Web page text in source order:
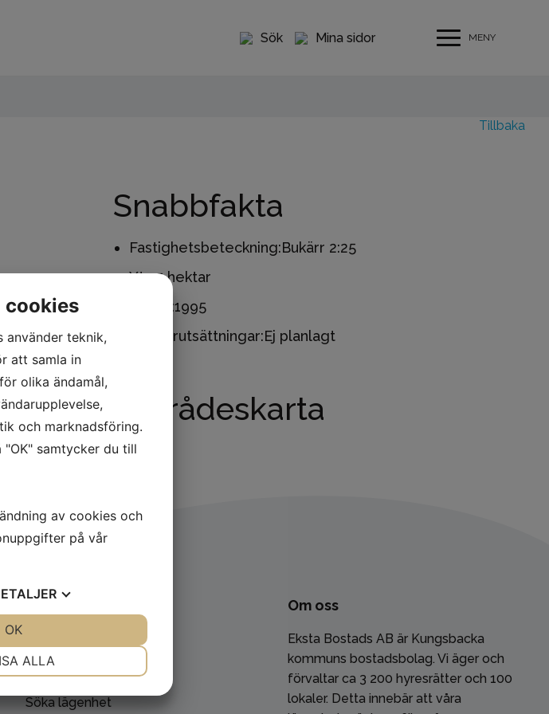
Sök Mina sidor MENY
Tillbaka
Snabbfakta
Fastighetsbeteckning:Bukärr 2:25
Yta:5 hektar
Inköpt:1995
Planförutsättningar:Ej planlagt
Områdeskarta
Söka lägenhet
Om oss
Eksta Bostads AB är Kungsbacka
kommuns bostadsbolag. Vi äger och
förvaltar ca 3 200 hyresrätter och 100
lokaler. Detta innebär att våra
cookies
använder teknik,
att samla in
olika ändamål,
och marknadsföring.
samtycker du till
av cookies och
på vår
STATISTIK
ALLA
OK